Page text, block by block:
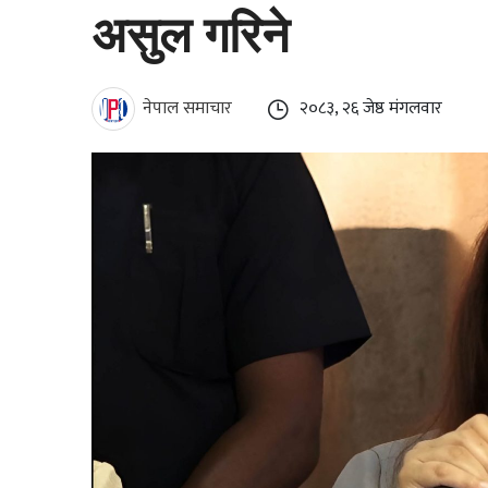
असुल गरिने
नेपाल समाचार २०८३, २६ जेष्ठ मंगलवार